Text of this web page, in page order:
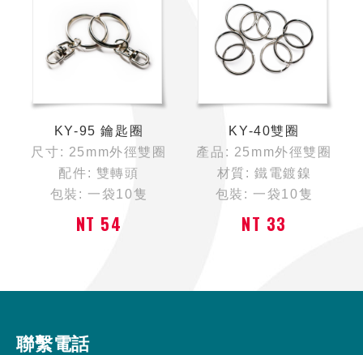
KY-95 鑰匙圈
尺寸: 25mm外徑雙圈
配件: 雙轉頭
包裝: 一袋10隻
NT 54
KY-40雙圈
產品: 25mm外徑雙圈
材質: 鐵電鍍鎳
包裝: 一袋10隻
NT 33
聯繫電話